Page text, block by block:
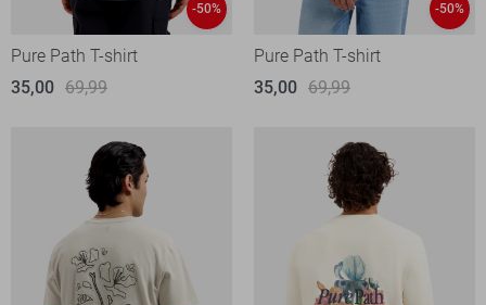
-50%
Pure Path T-shirt
35,00 69,99
-50%
Pure Path T-shirt
35,00 69,99